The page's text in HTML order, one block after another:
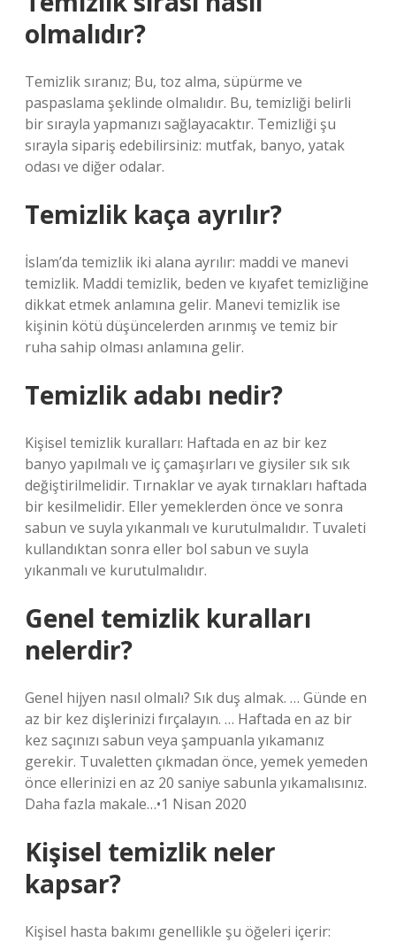
olmalıdır?
Temizlik sıranız; Bu, toz alma, süpürme ve
paspaslama şeklinde olmalıdır. Bu, temizliği belirli
bir sırayla yapmanızı sağlayacaktır. Temizliği şu
sırayla sipariş edebilirsiniz: mutfak, banyo, yatak
odası ve diğer odalar.
Temizlik kaça ayrılır?
İslam’da temizlik iki alana ayrılır: maddi ve manevi
temizlik. Maddi temizlik, beden ve kıyafet temizliğine
dikkat etmek anlamına gelir. Manevi temizlik ise
kişinin kötü düşüncelerden arınmış ve temiz bir
ruha sahip olması anlamına gelir.
Temizlik adabı nedir?
Kişisel temizlik kuralları: Haftada en az bir kez
banyo yapılmalı ve iç çamaşırları ve giysiler sık ​​sık
değiştirilmelidir. Tırnaklar ve ayak tırnakları haftada
bir kesilmelidir. Eller yemeklerden önce ve sonra
sabun ve suyla yıkanmalı ve kurutulmalıdır. Tuvaleti
kullandıktan sonra eller bol sabun ve suyla
yıkanmalı ve kurutulmalıdır.
Genel temizlik kuralları
nelerdir?
Genel hijyen nasıl olmalı? Sık duş almak. … Günde en
az bir kez dişlerinizi fırçalayın. … Haftada en az bir
kez saçınızı sabun veya şampuanla yıkamanız
gerekir. Tuvaletten çıkmadan önce, yemek yemeden
önce ellerinizi en az 20 saniye sabunla yıkamalısınız.
Daha fazla makale…•1 Nisan 2020
Kişisel temizlik neler
kapsar?
Kişisel hasta bakımı genellikle şu öğeleri içerir: